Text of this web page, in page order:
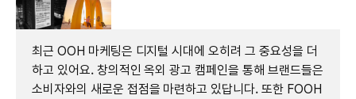
최근 OOH 마케팅은 디지털 시대에 오히려 그 중요성을 더
하고 있어요. 창의적인 옥외 광고 캠페인을 통해 브랜드들은
소비자와의 새로운 접점을 마련하고 있답니다. 또한 FOOH